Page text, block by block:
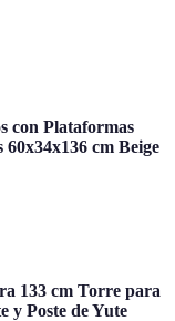
con Plataformas
60x34x136 cm Beige
133 cm Torre para
y Poste de Yute